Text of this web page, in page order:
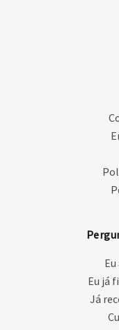
Eu já
Já